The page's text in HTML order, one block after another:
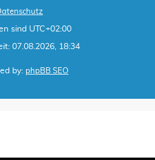
sind UTC+02:00
07.08.2026, 18:34
by: phpBB SEO